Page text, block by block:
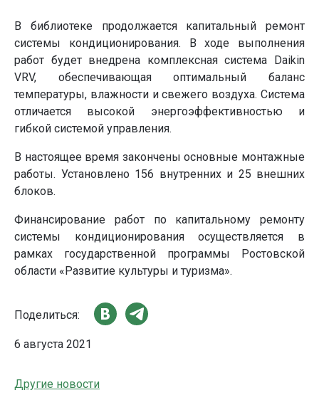
В библиотеке продолжается капитальный ремонт
системы кондиционирования. В ходе выполнения
работ будет внедрена комплексная система Daikin
VRV, обеспечивающая оптимальный баланс
температуры, влажности и свежего воздуха. Система
отличается высокой энергоэффективностью и
гибкой системой управления.
В настоящее время закончены основные монтажные
работы. Установлено 156 внутренних и 25 внешних
блоков.
Финансирование работ по капитальному ремонту
системы кондиционирования осуществляется в
рамках государственной программы Ростовской
области «Развитие культуры и туризма».
Поделиться:
6 августа 2021
Другие новости